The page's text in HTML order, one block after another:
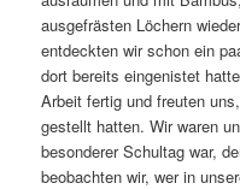
ausgefrästen Löchern
entdeckten wir schon ein
dort bereits eingenistet
Arbeit fertig und freuten
gestellt hatten. Wir waren
besonderer Schultag war,
beobachten wir, wer in